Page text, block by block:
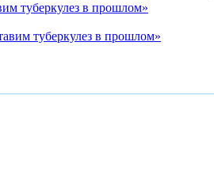
туберкулез в прошлом»